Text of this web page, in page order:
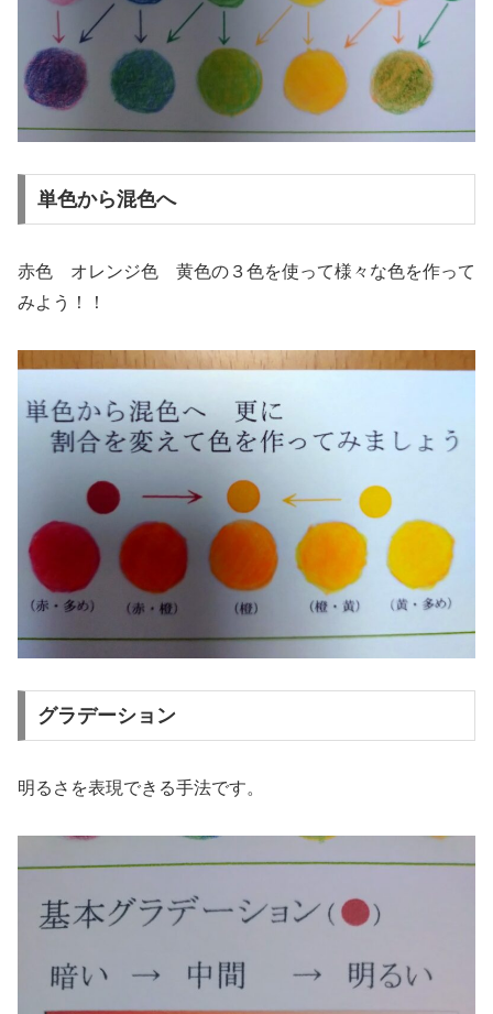
単色から混色へ
赤色 オレンジ色 黄色の３色を使って様々な色を作って
みよう！！
グラデーション
明るさを表現できる手法です。